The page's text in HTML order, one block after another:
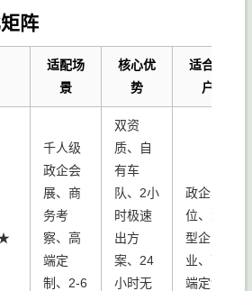
阵
适配场
景
核心优
势
适合客
户
千人级
政企会
展、商
务考
察、高
端定
制、2-6
双资
质、自
有车
队、2小
时极速
出方
案、24
小时无
政企单
位、大
型企
业、高
端定制